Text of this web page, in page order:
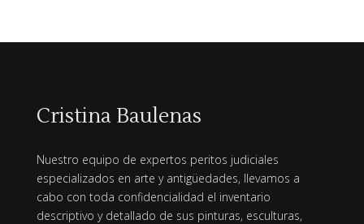
Cristina Baulenas
Nuestro equipo de expertos peritos judiciales
especializados en arte y antigüedades, llevamos a
cabo con toda confidencialidad el inventario
descriptivo y detallado de sus pinturas, esculturas,